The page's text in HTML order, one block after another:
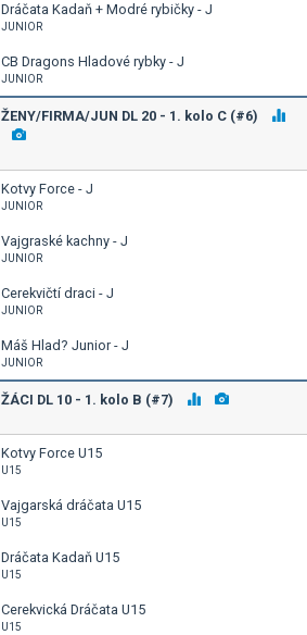
Dráčata Kadaň + Modré rybičky - J
JUNIOR
CB Dragons Hladové rybky - J
JUNIOR
ŽENY/FIRMA/JUN DL 20 - 1. kolo C (#6)
Kotvy Force - J
JUNIOR
Vajgraské kachny - J
JUNIOR
Cerekvičtí draci - J
JUNIOR
Máš Hlad? Junior - J
JUNIOR
ŽÁCI DL 10 - 1. kolo B (#7)
Kotvy Force U15
U15
Vajgarská dráčata U15
U15
Dráčata Kadaň U15
U15
Cerekvická Dráčata U15
U15